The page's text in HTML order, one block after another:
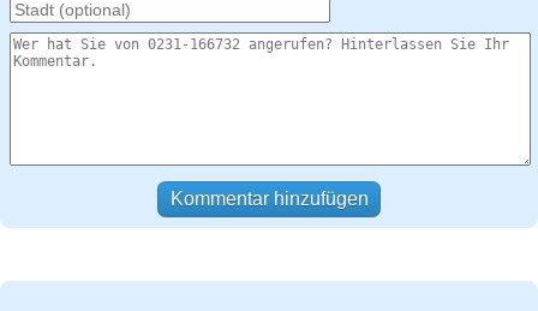
Kommentar hinzufügen